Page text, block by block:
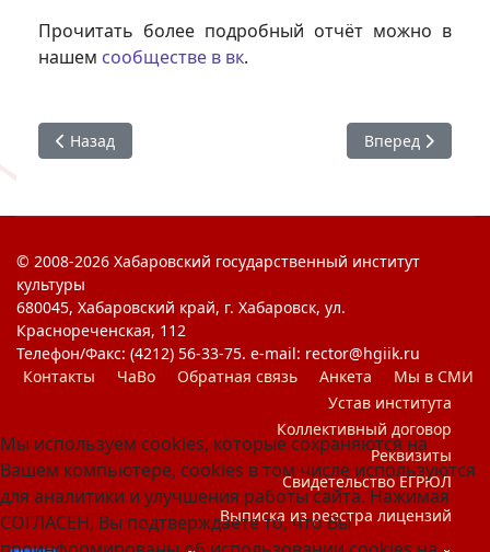
Прочитать более подробный отчёт можно в
нашем сообществе в вк.
Предыдущий: Встреча губернатора с лучшими
Назад Следующий:
Вперед
© 2008-2026 Хабаровский государственный институт
культуры
680045, Хабаровский край, г. Хабаровск, ул.
Краснореченская, 112
Телефон/Факс: (4212) 56-33-75. e-mail: rector@hgiik.ru
Контакты
ЧаВо Обратная связь Анкета
Мы в СМИ
Устав института
Коллективный договор
Реквизиты
Свидетельство ЕГРЮЛ
Выписка из реестра лицензий
Мы используем cookies, которые сохраняются на
Вашем компьютере, cookies в том числе используются
для аналитики и улучшения работы сайта. Нажимая
СОГЛАСЕН, Вы подтверждаете то, что Вы